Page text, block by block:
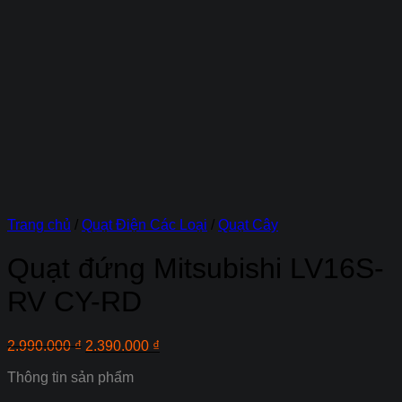
Trang chủ / Quạt Điện Các Loại / Quạt Cây
Quạt đứng Mitsubishi LV16S-
RV CY-RD
2.990.000₫ Giá
là:
2.390.000 ₫
Thông tin sản phẩm